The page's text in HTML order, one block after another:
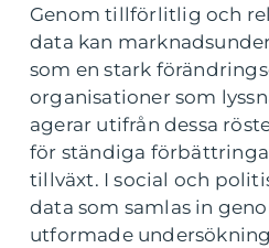
Genom tillförlitlig och
data kan
som en stark
organisationer som
agerar utifrån dessa
för ständiga
tillväxt. I social och
data som samlas in
utformade